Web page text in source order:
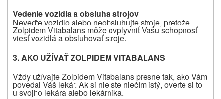
Vedenie vozidla a obsluha strojov
Neveďte vozidlo alebo neobsluhujte stroje, pretože
Zolpidem Vitabalans môže ovplyvniť Vašu schopnosť
viesť vozidlá a obsluhovať stroje.
3. AKO UŽÍVAŤ ZOLPIDEM VITABALANS
Vždy užívajte Zolpidem Vitabalans presne tak, ako Vám
povedal Váš lekár. Ak si nie ste niečím istý, overte si to
u svojho lekára alebo lekárnika.